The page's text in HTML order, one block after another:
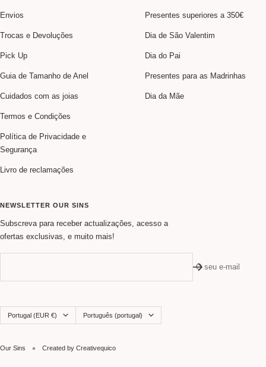
Envios
Trocas e Devoluções
Pick Up
Guia de Tamanho de Anel
Cuidados com as joias
Termos e Condições
Política de Privacidade e
Segurança
Livro de reclamações
Presentes superiores a 350€
Dia de São Valentim
Dia do Pai
Presentes para as Madrinhas
Dia da Mãe
NEWSLETTER OUR SINS
Subscreva para receber actualizações, acesso a
ofertas exclusivas, e muito mais!
O seu e-mail
PaísPortugal (EUR €) Idioma
Português (portugal)
Our Sins Created by Creativequico